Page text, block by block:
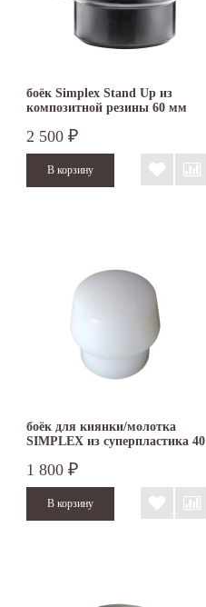
боёк Simplex Stand Up из
композитной резины 60 мм
2 500 ₽
боёк для киянки/молотка
SIMPLEX из суперпластика 40
1 800 ₽